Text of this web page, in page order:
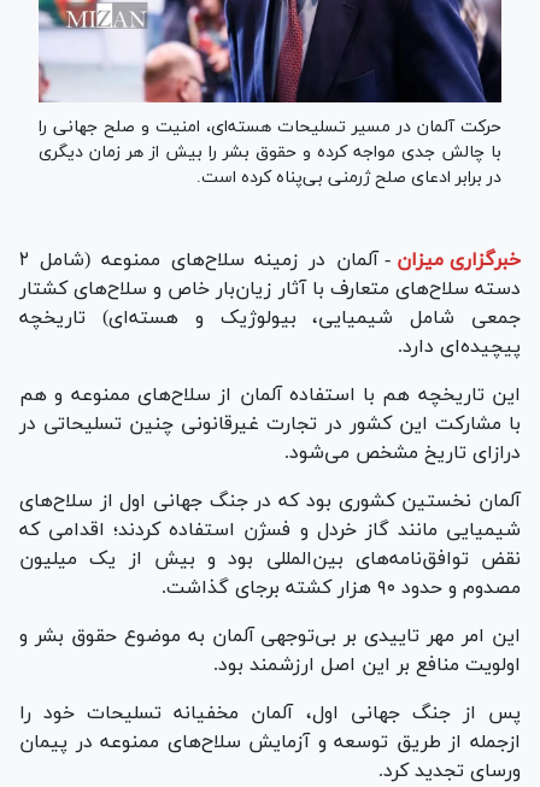
حرکت آلمان در مسیر تسلیحات هسته‌ای، امنیت و صلح جهانی را
با چالش جدی مواجه کرده و حقوق بشر را بیش از هر زمان دیگری
در برابر ادعای صلح ژرمنی بی‌پناه کرده است.
خبرگزاری میزان -
آلمان در زمینه سلاح‌های ممنوعه (شامل ۲
دسته سلاح‌های متعارف با آثار زیان‌بار خاص و سلاح‌های کشتار
جمعی شامل شیمیایی، بیولوژیک و هسته‌ای) تاریخچه
پیچیده‌ای دارد.
این تاریخچه هم با استفاده آلمان از سلاح‌های ممنوعه و هم
با مشارکت این کشور در تجارت غیرقانونی چنین تسلیحاتی در
درازای تاریخ مشخص می‌شود.
آلمان نخستین کشوری بود که در جنگ جهانی اول از سلاح‌های
شیمیایی مانند گاز خردل و فسژن استفاده کردند؛ اقدامی که
نقض توافق‌نامه‌های بین‌المللی بود و بیش از یک میلیون
مصدوم و حدود ۹۰ هزار کشته برجای گذاشت.
این امر مهر تاییدی بر بی‌توجهی آلمان به موضوع حقوق بشر و
اولویت منافع بر این اصل ارزشمند بود.
پس از جنگ جهانی اول، آلمان مخفیانه تسلیحات خود را
ازجمله از طریق توسعه و آزمایش سلاح‌های ممنوعه در پیمان
ورسای تجدید کرد.